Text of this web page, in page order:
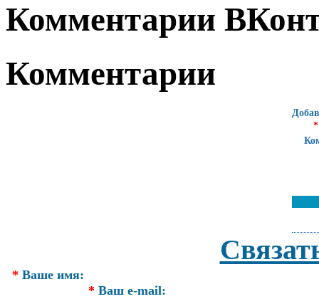
Комментарии
Комментарии
*
* Ваше имя:
* Ваш e-mail: